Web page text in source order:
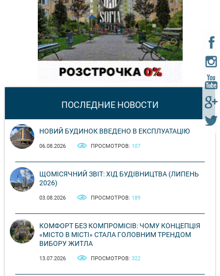
ПОСЛЕДНИЕ НОВОСТИ
НОВИЙ БУДИНОК ВВЕДЕНО В ЕКСПЛУАТАЦІЮ
06.08.2026 ПРОСМОТРОВ: 107
ЩОМІСЯЧНИЙ ЗВІТ: ХІД БУДІВНИЦТВА (ЛИПЕНЬ
2026)
03.08.2026 ПРОСМОТРОВ: 189
КОМФОРТ БЕЗ КОМПРОМІСІВ: ЧОМУ КОНЦЕПЦІЯ
«МІСТО В МІСТІ» СТАЛА ГОЛОВНИМ ТРЕНДОМ
ВИБОРУ ЖИТЛА
13.07.2026 ПРОСМОТРОВ: 322